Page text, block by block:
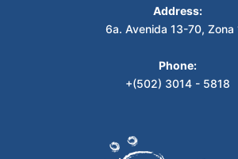
Address:
6a. Avenida 13-70, Zona
Phone:
+(502) 3014 - 5818